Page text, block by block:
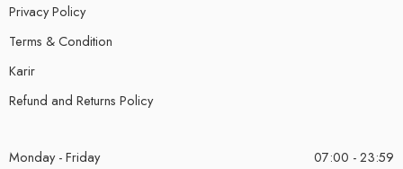
Privacy Policy
Terms & Condition
Karir
Refund and Returns Policy
Monday - Friday
07:00 - 23:59